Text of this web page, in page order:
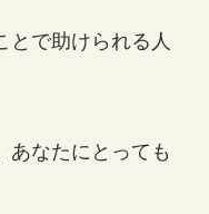
とで助けられる人
あなたにとっても